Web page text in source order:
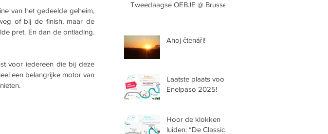
van het gedeelde geheim,
of bij de finish, maar de
pret. En dan de ontlading.
voor iedereen die bij deze
een belangrijke motor van
Tweedaagse OEBJE @ Brussel
Ahoj čtenáři!
Laatste plaats voor
Enelpaso 2025!
Hoor de klokken
luiden: “De Classic